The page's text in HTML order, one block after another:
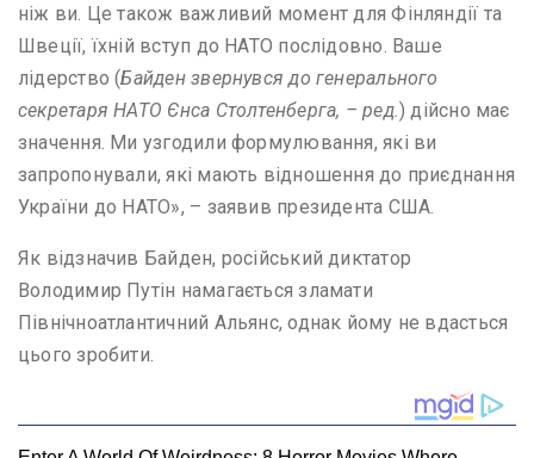
ніж ви. Це також важливий момент для Фінляндії та
Швеції, їхній вступ до НАТО послідовно. Ваше
лідерство (Байден звернувся до генерального
секретаря НАТО Єнса Столтенберга, – ред. ) дійсно має
значення. Ми узгодили формулювання, які ви
запропонували, які мають відношення до приєднання
України до НАТО», – заявив президента США.
Як відзначив Байден, російський диктатор
Володимир Путін намагається зламати
Північноатлантичний Альянс, однак йому не вдасться
цього зробити.